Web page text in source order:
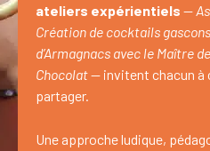
ateliers expérientiels —
Création de cocktails gascons
d’Armagnacs avec le Maître
Chocolat— invitent chacun à
partager.
Une approche ludique,